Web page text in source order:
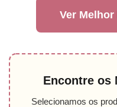
Ver
Encontre os
Selecionamos os